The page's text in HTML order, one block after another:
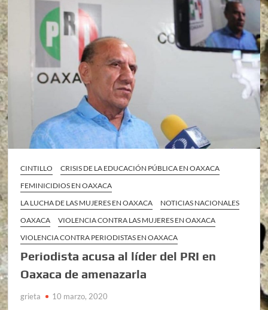
CINTILLO
CRISIS DE LA EDUCACIÓN PÚBLICA EN OAXACA
FEMINICIDIOS EN OAXACA
LA LUCHA DE LAS MUJERES EN OAXACA
NOTICIAS NACIONALES
OAXACA
VIOLENCIA CONTRA LAS MUJERES EN OAXACA
VIOLENCIA CONTRA PERIODISTAS EN OAXACA
Periodista acusa al líder del PRI en
Oaxaca de amenazarla
grieta 10 marzo, 2020